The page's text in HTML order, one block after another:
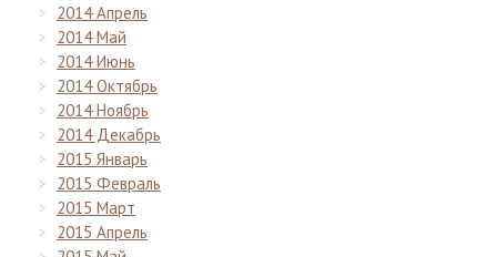
2014 Апрель
2014 Май
2014 Июнь
2014 Октябрь
2014 Ноябрь
2014 Декабрь
2015 Январь
2015 Февраль
2015 Март
2015 Апрель